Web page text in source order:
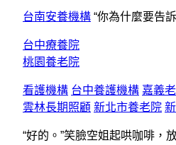
台南安養機構 “你為什麼要告
台中療養院
桃園養老院
看護機構 台中養護機構 嘉義
雲林長期照顧 新北市養老院
“好的。”笑臉空姐起哄咖啡，